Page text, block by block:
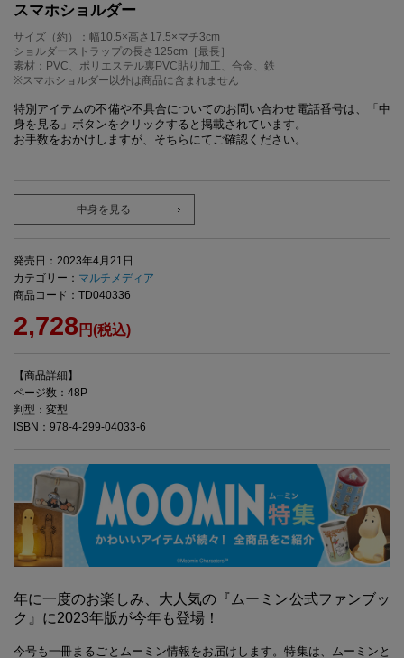
スマホショルダー
サイズ（約）：幅10.5×高さ17.5×マチ3cm
ショルダーストラップの長さ125cm［最長］
素材：PVC、ポリエステル裏PVC貼り加工、合金、鉄
※スマホショルダー以外は商品に含まれません
特別アイテムの不備や不具合についてのお問い合わせ電話番号は、「中
身を見る」ボタンをクリックすると掲載されています。
お手数をおかけしますが、そちらにてご確認ください。
中身を見る
発売日：2023年4月21日
カテゴリー： マルチメディア
商品コード：TD040336
2,728円(税込)
【商品詳細】
ページ数：48P
判型：変型
ISBN：978-4-299-04033-6
年に一度のお楽しみ、大人気の『ムーミン公式ファンブッ
ク』に2023年版が今年も登場！
今号も一冊まるごとムーミン情報をお届けします。特集は、ムーミンと